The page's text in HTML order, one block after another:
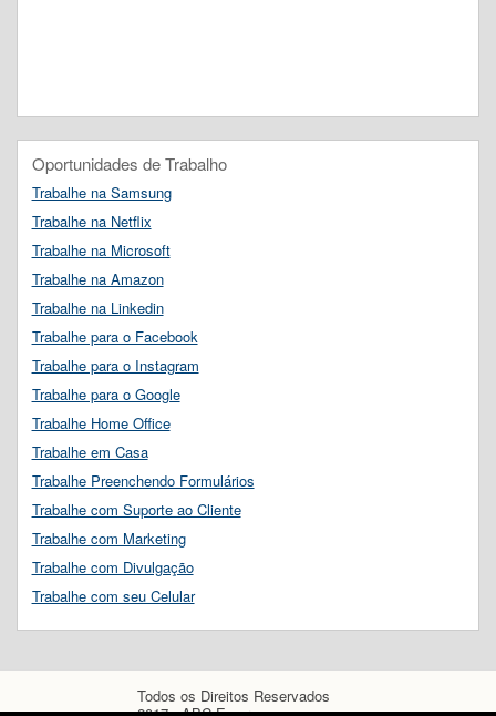
Oportunidades de Trabalho
Trabalhe na Samsung
Trabalhe na Netflix
Trabalhe na Microsoft
Trabalhe na Amazon
Trabalhe na Linkedin
Trabalhe para o Facebook
Trabalhe para o Instagram
Trabalhe para o Google
Trabalhe Home Office
Trabalhe em Casa
Trabalhe Preenchendo Formulários
Trabalhe com Suporte ao Cliente
Trabalhe com Marketing
Trabalhe com Divulgação
Trabalhe com seu Celular
Todos os Direitos Reservados